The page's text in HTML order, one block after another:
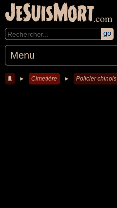
JeSuisMort.com
Menu
► Cimetière ► Policier chinois